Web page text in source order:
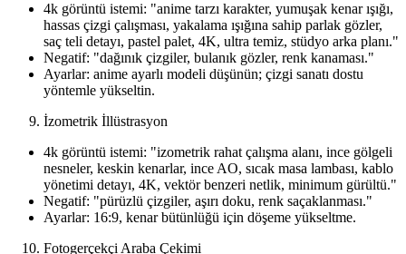
4k görüntü istemi: "anime tarzı karakter, yumuşak kenar ışığı,
hassas çizgi çalışması, yakalama ışığına sahip parlak gözler,
saç teli detayı, pastel palet, 4K, ultra temiz, stüdyo arka planı."
Negatif: "dağınık çizgiler, bulanık gözler, renk kanaması."
Ayarlar: anime ayarlı modeli düşünün; çizgi sanatı dostu
yöntemle yükseltin.
İzometrik İllüstrasyon
4k görüntü istemi: "izometrik rahat çalışma alanı, ince gölgeli
nesneler, keskin kenarlar, ince AO, sıcak masa lambası, kablo
yönetimi detayı, 4K, vektör benzeri netlik, minimum gürültü."
Negatif: "pürüzlü çizgiler, aşırı doku, renk saçaklanması."
Ayarlar: 16:9, kenar bütünlüğü için döşeme yükseltme.
Fotogerçekçi Araba Çekimi